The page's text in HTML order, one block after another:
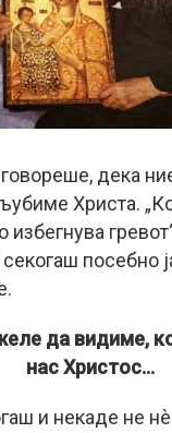
дека
Христа.
избегнува
секогаш посебно
да видиме,
нас Христос…
и некаде не